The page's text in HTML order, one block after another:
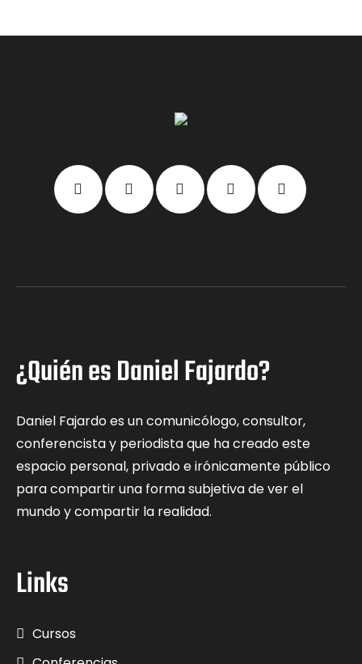
¿Quién es Daniel Fajardo?
Daniel Fajardo es un comunicólogo, consultor,
conferencista y periodista que ha creado este
espacio personal, privado e irónicamente público
para compartir una forma subjetiva de ver el
mundo y compartir la realidad.
Links
Cursos